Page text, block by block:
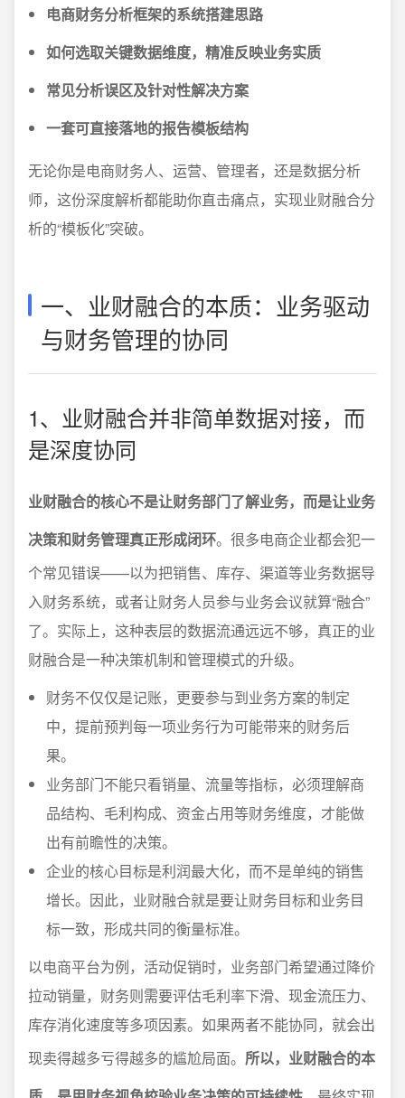
电商财务分析框架的系统搭建思路
如何选取关键数据维度，精准反映业务实质
常见分析误区及针对性解决方案
一套可直接落地的报告模板结构
无论你是电商财务人、运营、管理者，还是数据分析
师，这份深度解析都能助你直击痛点，实现业财融合分
析的“模板化”突破。
一、业财融合的本质：业务驱动
与财务管理的协同
1、业财融合并非简单数据对接，而
是深度协同
业财融合的核心不是让财务部门了解业务，而是让业务
决策和财务管理真正形成闭环。很多电商企业都会犯一
个常见错误——以为把销售、库存、渠道等业务数据导
入财务系统，或者让财务人员参与业务会议就算“融合”
了。实际上，这种表层的数据流通远远不够，真正的业
财融合是一种决策机制和管理模式的升级。
财务不仅仅是记账，更要参与到业务方案的制定
中，提前预判每一项业务行为可能带来的财务后
果。
业务部门不能只看销量、流量等指标，必须理解商
品结构、毛利构成、资金占用等财务维度，才能做
出有前瞻性的决策。
企业的核心目标是利润最大化，而不是单纯的销售
增长。因此，业财融合就是要让财务目标和业务目
标一致，形成共同的衡量标准。
以电商平台为例，活动促销时，业务部门希望通过降价
拉动销量，财务则需要评估毛利率下滑、现金流压力、
库存消化速度等多项因素。如果两者不能协同，就会出
现卖得越多亏得越多的尴尬局面。 所以，业财融合的本